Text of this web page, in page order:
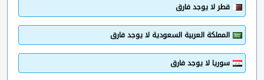
قطر لا يوجد فارق
المملكة العربية السعودية لا يوجد فارق
سوريا لا يوجد فارق